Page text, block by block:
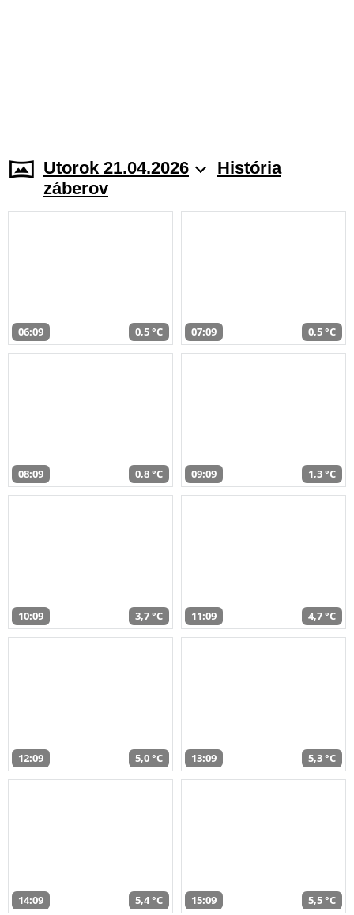
Utorok 21.04.2026
História
záberov
06:09 0,5 °C 07:09 0,5 °C
08:09 0,8 °C 09:09 1,3 °C
10:09 3,7 °C 11:09 4,7 °C
12:09 5,0 °C 13:09 5,3 °C
14:09 5,4 °C 15:09 5,5 °C